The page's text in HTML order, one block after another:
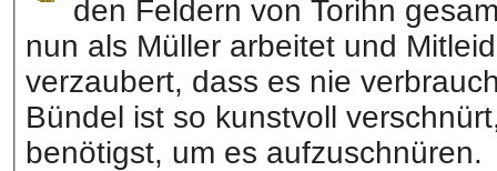
den Feldern von Torihn
nun als Müller arbeitet und
verzaubert, dass es nie
Bündel ist so kunstvoll
benötigst, um es aufzuschnüren.